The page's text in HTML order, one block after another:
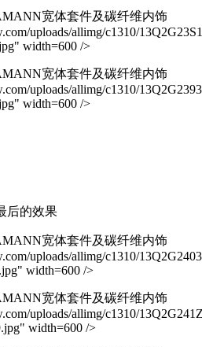
宽体套件及碳纤维内饰
uploads/allimg/c1310/
width=600 />
宽体套件及碳纤维内饰
uploads/allimg/c1310/
width=600 />
后的效果
宽体套件及碳纤维内饰
uploads/allimg/c1310/
width=600 />
宽体套件及碳纤维内饰
uploads/allimg/c1310/
width=600 />